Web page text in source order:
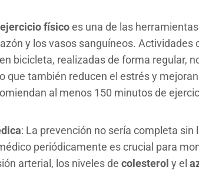
ejercicio físicoes una de las
y los vasos sanguíneos. Actividades
bicicleta, realizadas de forma regular,
que también reducen el estrés y
al menos 150 minutos de
: La prevención no sería completa sin
periódicamente es crucial para
arterial, los niveles de colesterol y el